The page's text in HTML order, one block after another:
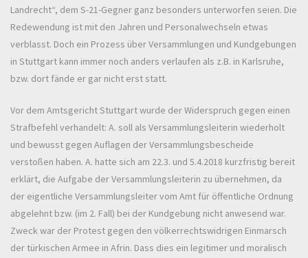
Landrecht“, dem S-21-Gegner ganz besonders unterworfen seien. Die
Redewendung ist mit den Jahren und Personalwechseln etwas
verblasst. Doch ein Prozess über Versammlungen und Kundgebungen
in Stuttgart kann immer noch anders verlaufen als z.B. in Karlsruhe,
bzw. dort fände er gar nicht erst statt.
Vor dem Amtsgericht Stuttgart wurde der Widerspruch gegen einen
Strafbefehl verhandelt: A. soll als Versammlungsleiterin wiederholt
und bewusst gegen Auflagen der Versammlungsbescheide
verstoßen haben. A. hatte sich am 22.3. und 5.4.2018 kurzfristig bereit
erklärt, die Aufgabe der Versammlungsleiterin zu übernehmen, da
der eigentliche Versammlungsleiter vom Amt für öffentliche Ordnung
abgelehnt bzw. (im 2. Fall) bei der Kundgebung nicht anwesend war.
Zweck war der Protest gegen den völkerrechtswidrigen Einmarsch
der türkischen Armee in Afrin. Dass dies ein legitimer und moralisch